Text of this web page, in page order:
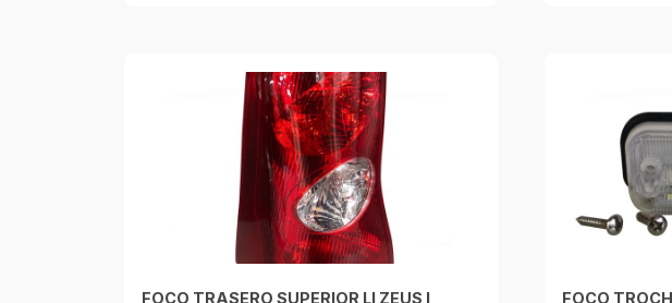
FOCO TRASERO SUPERIOR LI ZEUS I FOCO